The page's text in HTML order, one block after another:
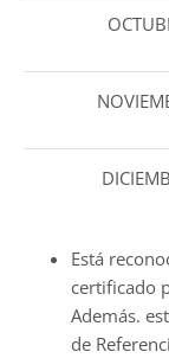
Está
certificado
Además.
de